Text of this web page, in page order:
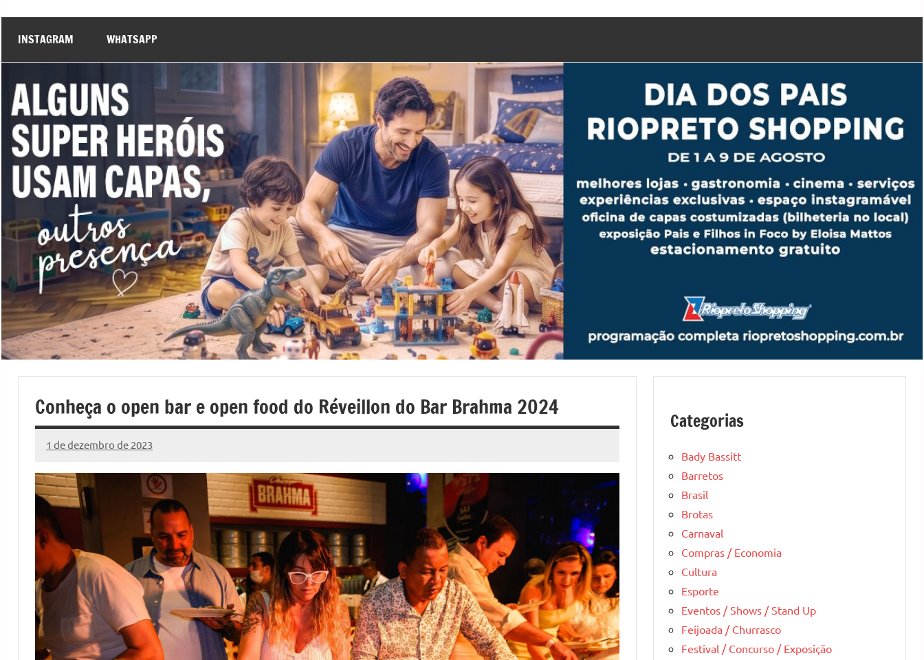
INSTAGRAM WHATSAPP
Conheça o open bar e open food do Réveillon do Bar Brahma 2024
1 de dezembro de 2023
Marcelo
Fachin
2
comentários
Categorias
Bady Bassitt
Barretos
Brasil
Brotas
Carnaval
Compras / Economia
Cultura
Esporte
Eventos / Shows / Stand Up
Feijoada / Churrasco
Festival / Concurso / Exposição